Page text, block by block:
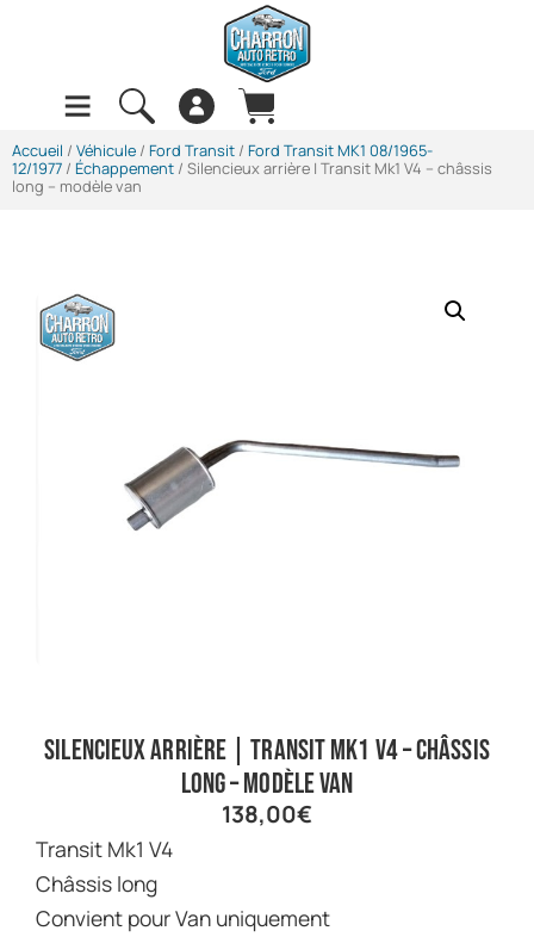
Accueil / Véhicule / Ford Transit / Ford Transit MK1 08/1965-
12/1977 / Échappement / Silencieux arrière | Transit Mk1 V4 – châssis
long – modèle van
Silencieux arrière | Transit Mk1 V4 – châssis
long – modèle van
138,00€
Transit Mk1 V4
Châssis long
Convient pour Van uniquement